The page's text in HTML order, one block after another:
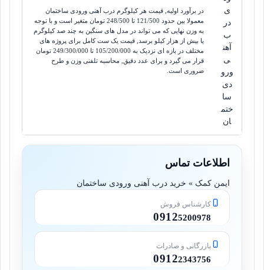
ی
در
ب
آهن
ی
ورو
دی
سا
ختم
ان
در برآورد اولیه, قیمت هر کیلوگرم درب آهنی ورودی ساختمان
معمولا بین حدود 121/500 تا 248/500 تومان
متغیر است و با توجه
به وزن نهایی که می تواند در مدل های سنگین به چند صد کیلوگرم
یا بیش از هزار کیلو برسد, قیمت یک ست کامل برای پروژه های
مختلف در بازه ای نزدیک به 105/200/000 تا 249/300/000 تومان
قرار می گیرد و برای عدد دقیق, محاسبه تلفنی وزن و طرح
ضروری است.
اطلاعات تماس
ایمن کمک » خرید درب آهنی ورودی ساختمان
کارشناس فروش
09125200978
بازرگانی و صادرات
09122343756